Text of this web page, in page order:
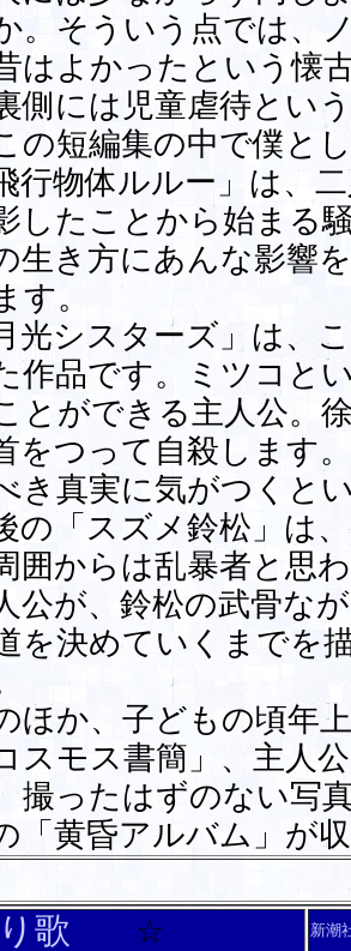
。そういう点では、
はよかったという懐
側には児童虐待とい
の短編集の中で僕と
物体ルルー」は、
したことから始まる
生き方にあんな影響
す。
シスターズ」は、
作品です。ミツコと
とができる主人公。
をつって自殺します
き真実に気がつくと
「スズメ鈴松」は
囲からは乱暴者と思
公が、鈴松の武骨な
を決めていくまでを
ほか、子どもの頃年
スモス書簡」、主人
撮ったはずのない写
「黄昏アルバム」が
歌 ☆ 新潮